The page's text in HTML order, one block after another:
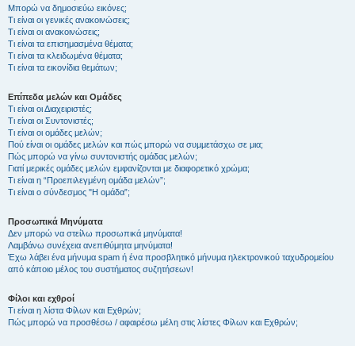
Μπορώ να δημοσιεύω εικόνες;
Τι είναι οι γενικές ανακοινώσεις;
Τι είναι οι ανακοινώσεις;
Τι είναι τα επισημασμένα θέματα;
Τι είναι τα κλειδωμένα θέματα;
Τι είναι τα εικονίδια θεμάτων;
Επίπεδα μελών και Ομάδες
Τι είναι οι Διαχειριστές;
Τι είναι οι Συντονιστές;
Τι είναι οι ομάδες μελών;
Πού είναι οι ομάδες μελών και πώς μπορώ να συμμετάσχω σε μια;
Πώς μπορώ να γίνω συντονιστής ομάδας μελών;
Γιατί μερικές ομάδες μελών εμφανίζονται με διαφορετικό χρώμα;
Τι είναι η “Προεπιλεγμένη ομάδα μελών”;
Τι είναι ο σύνδεσμος "Η ομάδα”;
Προσωπικά Μηνύματα
Δεν μπορώ να στείλω προσωπικά μηνύματα!
Λαμβάνω συνέχεια ανεπιθύμητα μηνύματα!
Έχω λάβει ένα μήνυμα spam ή ένα προσβλητικό μήνυμα ηλεκτρονικού ταχυδρομείου
από κάποιο μέλος του συστήματος συζητήσεων!
Φίλοι και εχθροί
Τι είναι η λίστα Φίλων και Εχθρών;
Πώς μπορώ να προσθέσω / αφαιρέσω μέλη στις λίστες Φίλων και Εχθρών;